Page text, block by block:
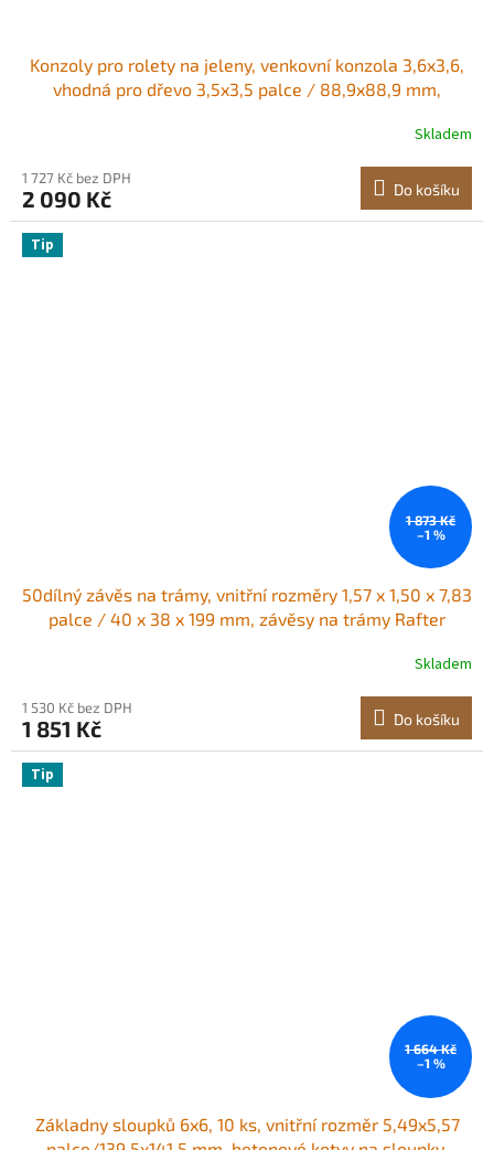
Konzoly pro rolety na jeleny, venkovní konzola 3,6x3,6,
vhodná pro dřevo 3,5x3,5 palce / 88,9x88,9 mm,
pro jelení stojan, lovecké rolety, střelnici, 8 ksSkladem
1 727 Kč bez DPH
2 090 Kč Do košíku
Tip
1 873 Kč
–1 %
50dílný závěs na trámy, vnitřní rozměry 1,57 x 1,50 x 7,83
palce / 40 x 38 x 199 mm, závěsy na trámy Rafter
Skladem
1 530 Kč bez DPH
1 851 Kč Do košíku
Tip
1 664 Kč
–1 %
Základny sloupků 6x6, 10 ks, vnitřní rozměr 5,49x5,57